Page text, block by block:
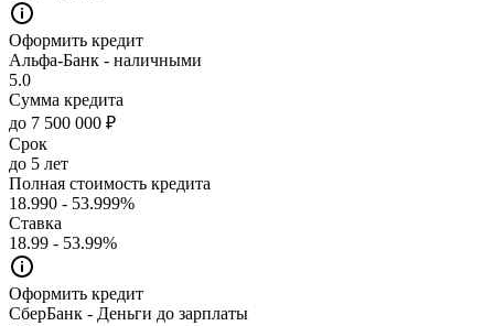
Оформить кредит
Альфа-Банк - наличными
5.0
Сумма кредита
до 7 500 000 ₽
Срок
до 5 лет
Полная стоимость кредита
18.990 - 53.999%
Ставка
18.99 - 53.99%
Оформить кредит
СберБанк - Деньги до зарплаты